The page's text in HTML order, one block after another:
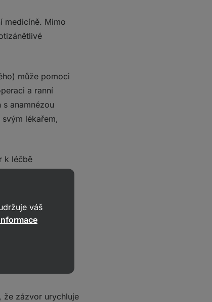
medicíně. Mimo
může pomoci
a ranní
anamnézou
lékařem,
k léčbě
prášku
i marker pro
že zázvor urychluje
váš